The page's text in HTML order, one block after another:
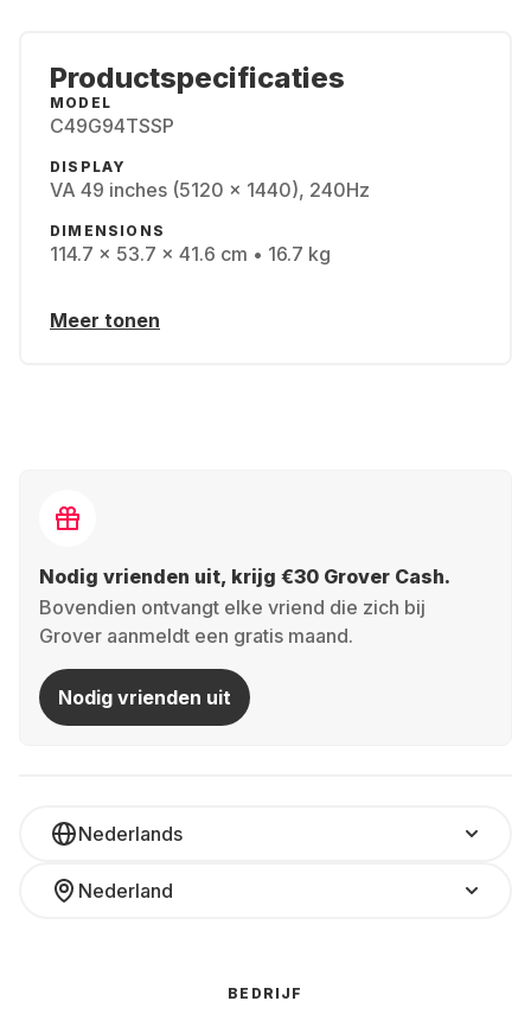
Productspecificaties
MODEL
C49G94TSSP
DISPLAY
VA 49 inches (5120 x 1440), 240Hz
DIMENSIONS
114.7 x 53.7 x 41.6 cm • 16.7 kg
Meer tonen
Nodig vrienden uit, krijg €30 Grover Cash.
Bovendien ontvangt elke vriend die zich bij
Grover aanmeldt een gratis maand.
Nodig vrienden uit
Nederlands
Nederland
BEDRIJF